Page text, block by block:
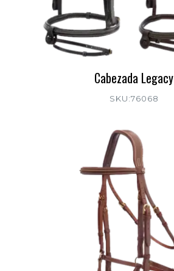
Cabezada Legacy
SKU:76068